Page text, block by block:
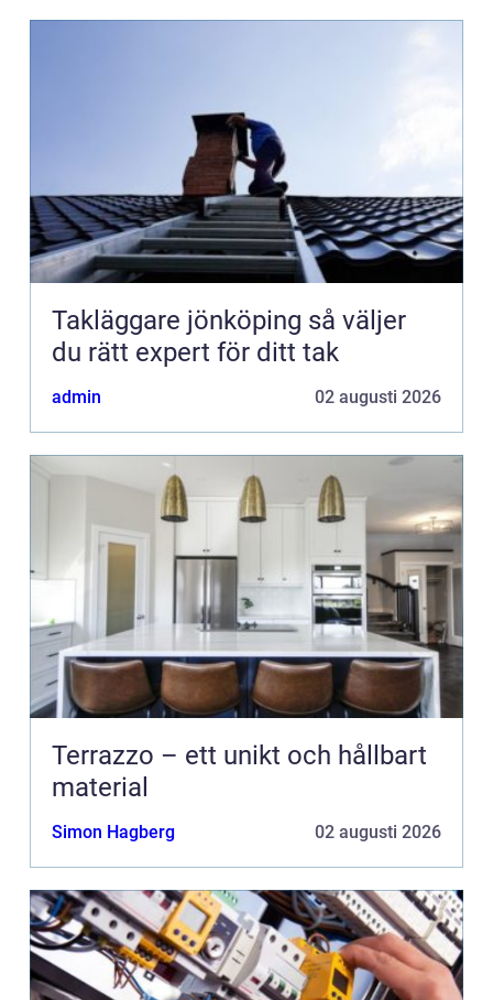
Takläggare jönköping så väljer
du rätt expert för ditt tak
admin 02 augusti 2026
Terrazzo – ett unikt och hållbart
material
Simon Hagberg 02 augusti 2026